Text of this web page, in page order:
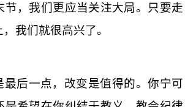
节，我们更应当关注大局。只要走
我们就很高兴了。
最后一点，改变是值得的。你宁可